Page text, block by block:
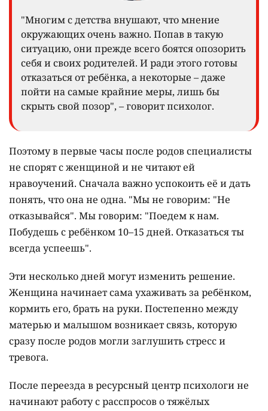
"Многим с детства внушают, что мнение
окружающих очень важно. Попав в такую
ситуацию, они прежде всего боятся опозорить
себя и своих родителей. И ради этого готовы
отказаться от ребёнка, а некоторые – даже
пойти на самые крайние меры, лишь бы
скрыть свой позор", – говорит психолог.
Поэтому в первые часы после родов специалисты
не спорят с женщиной и не читают ей
нравоучений. Сначала важно успокоить её и дать
понять, что она не одна. "Мы не говорим: "Не
отказывайся". Мы говорим: "Поедем к нам.
Побудешь с ребёнком 10–15 дней. Отказаться ты